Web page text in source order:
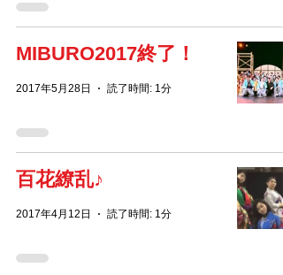
MIBURO2017終了！
2017年5月28日 読了時間: 1分
百花繚乱♪
2017年4月12日 読了時間: 1分